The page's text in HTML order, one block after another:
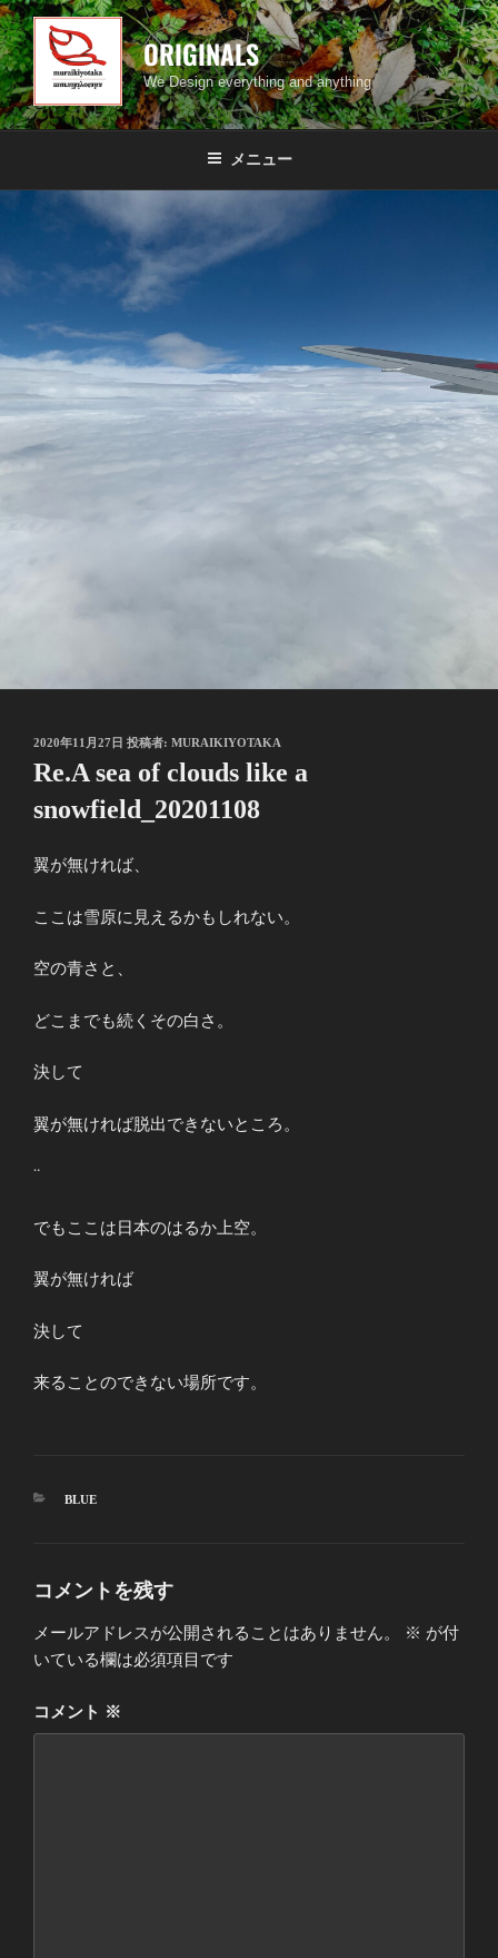
コ
ン
テ
ン
ツ
ORIGINALS
We Design everything and anything
メニュー
投
稿
日:
2020年11月27日 投稿者: MURAIKIYOTAKA
Re.A sea of clouds like a
snowfield_20201108
翼が無ければ、
ここは雪原に見えるかもしれない。
空の青さと、
どこまでも続くその白さ。
決して
翼が無ければ脱出できないところ。
¨
でもここは日本のはるか上空。
翼が無ければ
決して
来ることのできない場所です。
カ
BLUE
コメントを残す
メールアドレスが公開されることはありません。 ※ が付
いている欄は必須項目です
コメント ※